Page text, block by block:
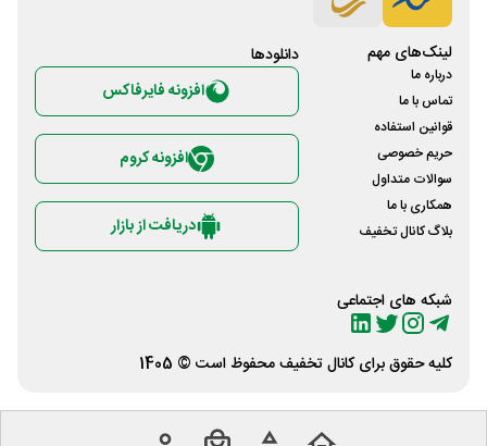
لینک‌های مهم
درباره ما
تماس با ما
قوانین استفاده
حریم خصوصی
سوالات متداول
همکاری با ما
بلاگ کانال تخفیف
شبکه های اجتماعی
دانلود‌ها
افزونه فایرفاکس
افزونه کروم
دریافت از بازار
کلیه حقوق برای کانال تخفیفمحفوظ است © 1405